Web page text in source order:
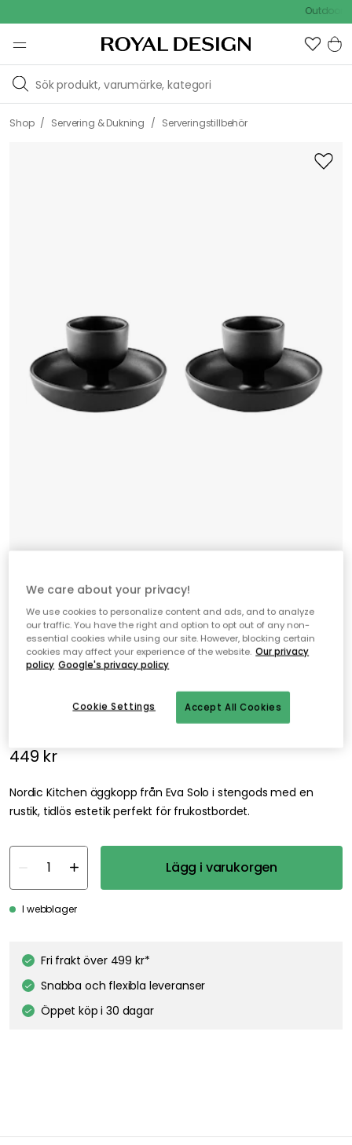
Outdoor
Shop / Servering & Dukning / Serveringstillbehör
EVA SOLO
Nordic Kitchen Äggkopp 2-pack,
449 kr
Nordic Kitchen äggkopp från Eva Solo i stengods med en
rustik, tidlös estetik perfekt för frukostbordet.
Lägg i varukorgen
I webblager
Fri frakt över 499 kr*
Snabba och flexibla leveranser
Öppet köp i 30 dagar
We care about your privacy!
We use cookies to personalize content and ads, and to analyze
our traffic. You have the right and option to opt out of any non-
essential cookies while using our site. However, blocking certain
cookies may affect your experience of the website. Our privacy
policy Google's privacy policy
Accept All Cookies
Cookie Settings